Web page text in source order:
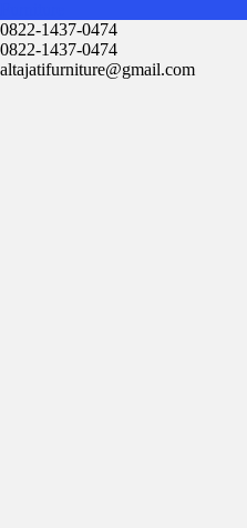
0822-1437-0474
0822-1437-0474
altajatifurniture@gmail.com